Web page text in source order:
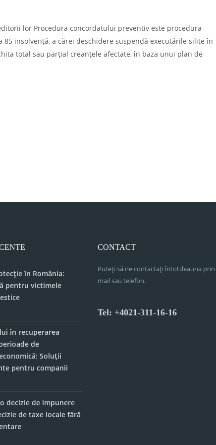
lor Procedura concordatului preventiv este procedura
insolvență, a cărei deschidere suspendă executările silite în
total sau parțial creanțele afectate, în baza unui plan de
în România:
pentru victimele
în recuperarea
de
Soluții
pentru companii
decizie de impunere
de taxe locale fără
CONTACT
Puteți să ne contactați întotdeauna prin
mail sau telefon.
Tel: +4021-311-16-16